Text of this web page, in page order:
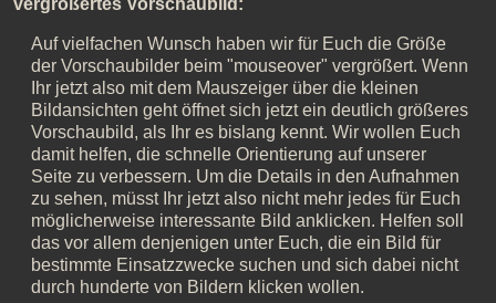
Auf vielfachen Wunsch haben wir für Euch die Größe
der Vorschaubilder beim "mouseover" vergrößert. Wenn
Ihr jetzt also mit dem Mauszeiger über die kleinen
Bildansichten geht öffnet sich jetzt ein deutlich größeres
Vorschaubild, als Ihr es bislang kennt. Wir wollen Euch
damit helfen, die schnelle Orientierung auf unserer
Seite zu verbessern. Um die Details in den Aufnahmen
zu sehen, müsst Ihr jetzt also nicht mehr jedes für Euch
möglicherweise interessante Bild anklicken. Helfen soll
das vor allem denjenigen unter Euch, die ein Bild für
bestimmte Einsatzzwecke suchen und sich dabei nicht
durch hunderte von Bildern klicken wollen.